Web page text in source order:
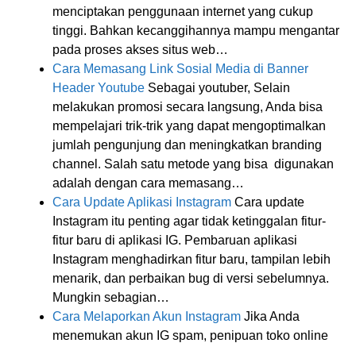
menciptakan penggunaan internet yang cukup
tinggi. Bahkan kecanggihannya mampu mengantar
pada proses akses situs web…
Cara Memasang Link Sosial Media di Banner
Header Youtube Sebagai youtuber, Selain
melakukan promosi secara langsung, Anda bisa
mempelajari trik-trik yang dapat mengoptimalkan
jumlah pengunjung dan meningkatkan branding
channel. Salah satu metode yang bisa digunakan
adalah dengan cara memasang…
Cara Update Aplikasi Instagram Cara update
Instagram itu penting agar tidak ketinggalan fitur-
fitur baru di aplikasi IG. Pembaruan aplikasi
Instagram menghadirkan fitur baru, tampilan lebih
menarik, dan perbaikan bug di versi sebelumnya.
Mungkin sebagian…
Cara Melaporkan Akun Instagram Jika Anda
menemukan akun IG spam, penipuan toko online